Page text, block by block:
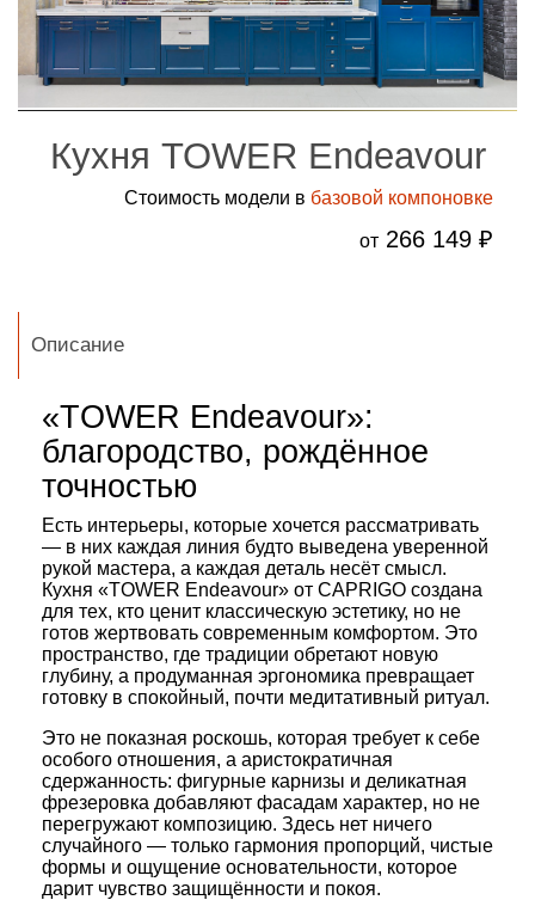
КОНТАКТЫ
+
РАСПРОДАЖА
Кухня TOWER Endeavour
Стоимость модели в базовой компоновке
от 266 149 ₽
Описание
«TOWER Endeavour»:
благородство, рождённое
точностью
Есть интерьеры, которые хочется рассматривать
— в них каждая линия будто выведена уверенной
рукой мастера, а каждая деталь несёт смысл.
Кухня «TOWER Endeavour» от CAPRIGO создана
для тех, кто ценит классическую эстетику, но не
готов жертвовать современным комфортом. Это
пространство, где традиции обретают новую
глубину, а продуманная эргономика превращает
готовку в спокойный, почти медитативный ритуал.
Это не показная роскошь, которая требует к себе
особого отношения, а аристократичная
сдержанность: фигурные карнизы и деликатная
фрезеровка добавляют фасадам характер, но не
перегружают композицию. Здесь нет ничего
случайного — только гармония пропорций, чистые
формы и ощущение основательности, которое
дарит чувство защищённости и покоя.